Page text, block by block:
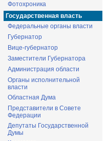
Фотохроника
Государственная власть
Федеральные органы власти
Губернатор
Вице-губернатор
Заместители Губернатора
Администрация области
Органы исполнительной
власти
Областная Дума
Представители в Совете
Федерации
Депутаты Государственной
Думы